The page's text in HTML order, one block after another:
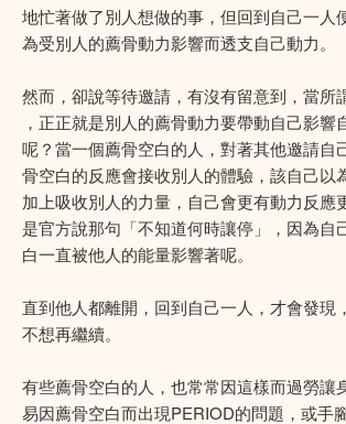
地忙著做了別人想做的事，但回到自己一人
為受別人的薦骨動力影響而透支自己動力。
然而，卻說等待邀請，有沒有留意到，當所
，正正就是別人的薦骨動力要帶動自己影響
呢？當一個薦骨空白的人，對著其他邀請自
骨空白的反應會接收別人的體驗，該自己以
加上吸收別人的力量，自己會更有動力反應
是官方說那句「不知道何時讓停」，因為自
白一直被他人的能量影響著呢。
直到他人都離開，回到自己一人，才會發現
不想再繼續。
有些薦骨空白的人，也常常因這樣而過勞讓
易因薦骨空白而出現PERIOD的問題，或手腳